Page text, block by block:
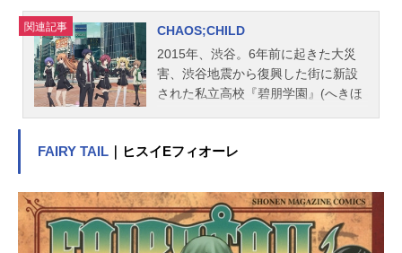
関連記事
CHAOS;CHILD
2015年、渋谷。6年前に起きた大災
害、渋谷地震から復興した街に新設
された私立高校『碧朋学園』(へきほ
一環として『ニュージェネレーショ
人事件を追っていた…。作品名CHA
OS;CHILD放送形態TVアニメスケジ
ュール2017年1月11日（水）～2017
FAIRY TAIL ｜ヒスイEフィオーレ